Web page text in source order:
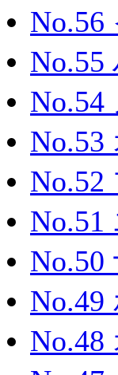
No.56
No.53
No.52
No.51
No.50
No.49
No.48